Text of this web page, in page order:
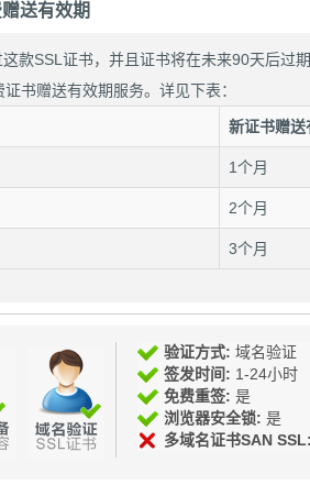
送有效期
款SSL证书，并且证书将在未来90天后过
书赠送有效期服务。详见下表：
新证书赠送
1个月
2个月
3个月
验证方式: 域名验证
签发时间: 1-24小时
免费重签: 是
浏览器安全锁: 是
多域名证书SAN